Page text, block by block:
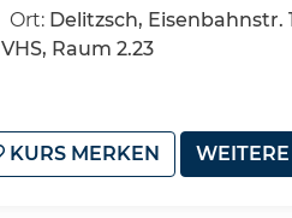
Ort: Delitzsch, Eisenbahnstr.
VHS, Raum 2.23
KURS MERKEN